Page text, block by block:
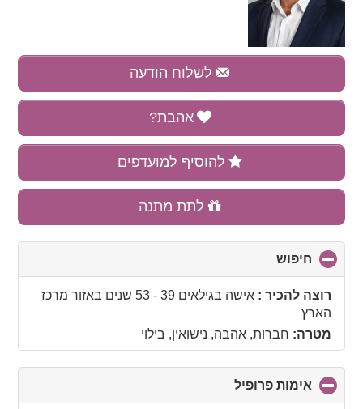
לשלוח הודעה
אהבת?
להוסיף למועדפים
לתת מתנה
חיפוש
to
collapseרוצה להכיר :אישה בגילאים 39 - 53 שנים באזור מרכז
הארץ
מטרה: חברות, אהבה, נישואין, בילוי
אימות פרופיל
to